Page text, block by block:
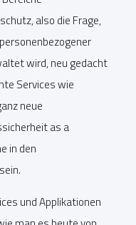
also die Frage,
wird, neu gedacht
Services wie
neue
as a
in den
und Applikationen